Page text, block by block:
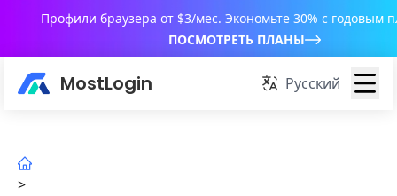
Профили браузера от $3/мес. Экономьте 30% с годовым
ПОСМОТРЕТЬ ПЛАНЫ
MostLogin Русский
>